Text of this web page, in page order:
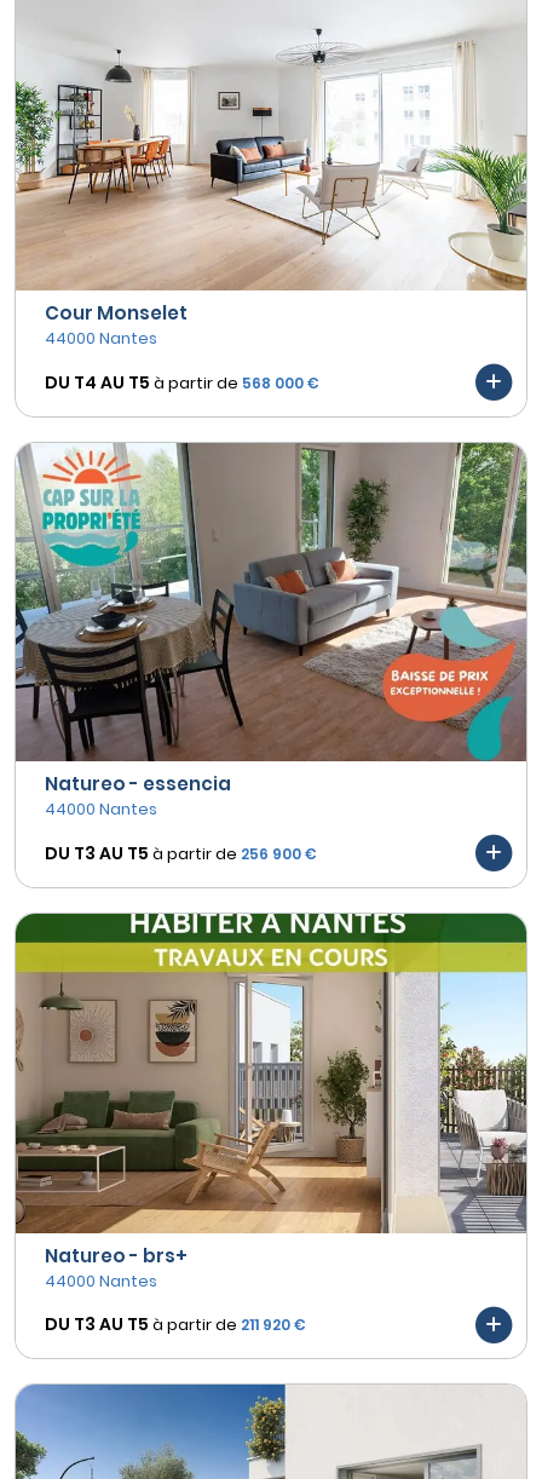
Cour Monselet
44000 Nantes
DU T4 AU T5 à partir de 568 000 €
Natureo - essencia
44000 Nantes
DU T3 AU T5 à partir de 256 900 €
Natureo - brs+
44000 Nantes
DU T3 AU T5 à partir de 211 920 €